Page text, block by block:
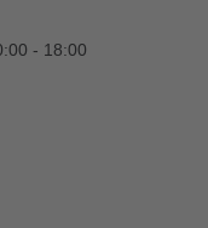
- 18:00